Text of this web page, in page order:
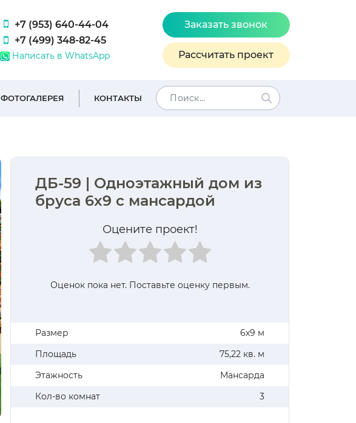
+7 (953) 640-44-04
+7 (499) 348-82-45
Написать в WhatsApp
Заказать звонок
Рассчитать проект
ФОТОГАЛЕРЕЯ КОНТАКТЫ
ДБ-59 | Одноэтажный дом из
бруса 6х9 с мансардой
Оцените проект!
Оценок пока нет. Поставьте оценку первым.
Размер
6х9 м
Площадь
75,22 кв. м
Этажность
Мансарда
Кол-во комнат
3